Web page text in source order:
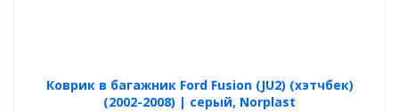
Коврик в багажник Ford Fusion (JU2) (хэтчбек)
(2002-2008) | серый, Norplast